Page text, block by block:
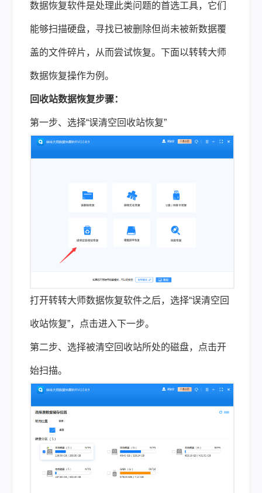
数据恢复软件是处理此类问题的首选工具，它们
能够扫描硬盘，寻找已被删除但尚未被新数据覆
盖的文件碎片，从而尝试恢复。下面以转转大师
数据恢复操作为例。
回收站数据恢复步骤：
第一步、选择“误清空回收站恢复”
打开转转大师数据恢复软件之后，选择“误清空回
收站恢复”，点击进入下一步。
第二步、选择被清空回收站所处的磁盘，点击开
始扫描。